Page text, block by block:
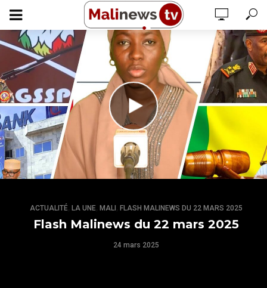
ACTUALITÉ, LA UNE, MALI FLASH MALINEWS DU 22 MARS 2025
Flash Malinews du 22 mars 2025
24 mars 2025